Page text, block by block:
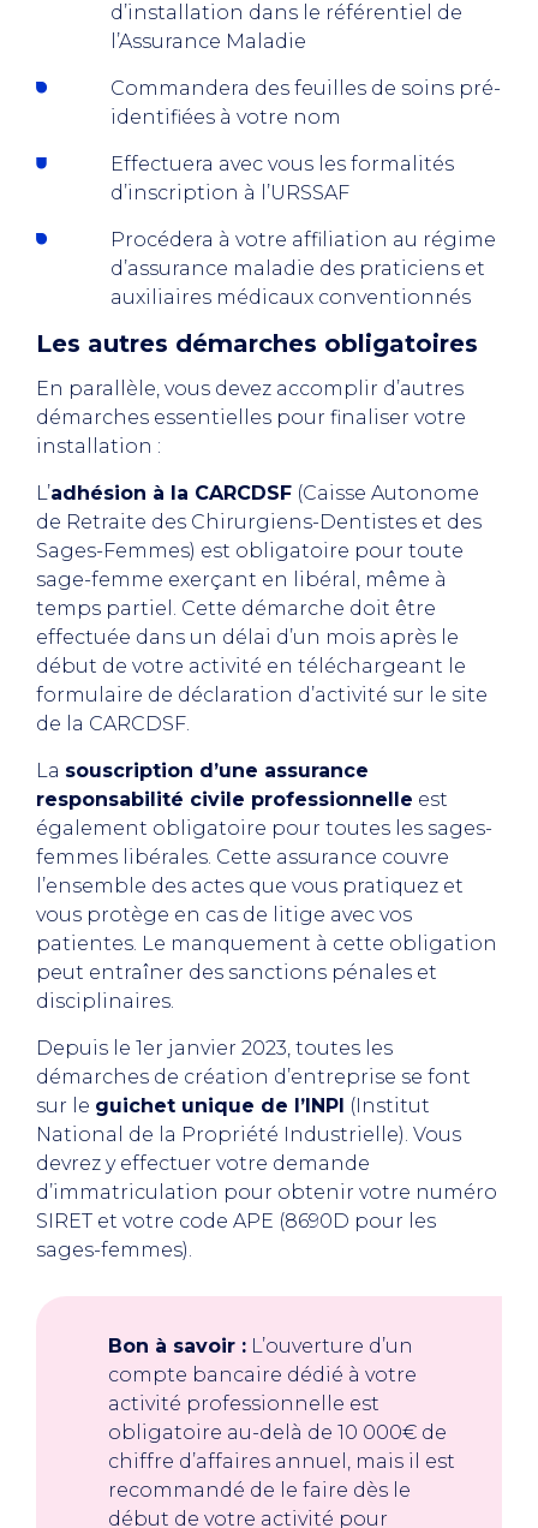
d’installation dans le référentiel de
l’Assurance Maladie
Commandera des feuilles de soins pré-
identifiées à votre nom
Effectuera avec vous les formalités
d’inscription à l’URSSAF
Procédera à votre affiliation au régime
d’assurance maladie des praticiens et
auxiliaires médicaux conventionnés
Les autres démarches obligatoires
En parallèle, vous devez accomplir d’autres
démarches essentielles pour finaliser votre
installation :
L’adhésion à la CARCDSF (Caisse Autonome
de Retraite des Chirurgiens-Dentistes et des
Sages-Femmes) est obligatoire pour toute
sage-femme exerçant en libéral, même à
temps partiel. Cette démarche doit être
effectuée dans un délai d’un mois après le
début de votre activité en téléchargeant le
formulaire de déclaration d’activité sur le site
de la CARCDSF.
La souscription d’une assurance
responsabilité civile professionnelle est
également obligatoire pour toutes les sages-
femmes libérales. Cette assurance couvre
l’ensemble des actes que vous pratiquez et
vous protège en cas de litige avec vos
patientes. Le manquement à cette obligation
peut entraîner des sanctions pénales et
disciplinaires.
Depuis le 1er janvier 2023, toutes les
démarches de création d’entreprise se font
sur le guichet unique de l’INPI (Institut
National de la Propriété Industrielle). Vous
devrez y effectuer votre demande
d’immatriculation pour obtenir votre numéro
SIRET et votre code APE (8690D pour les
sages-femmes).
Bon à savoir : L’ouverture d’un
compte bancaire dédié à votre
activité professionnelle est
obligatoire au-delà de 10 000€ de
chiffre d’affaires annuel, mais il est
recommandé de le faire dès le
début de votre activité pour